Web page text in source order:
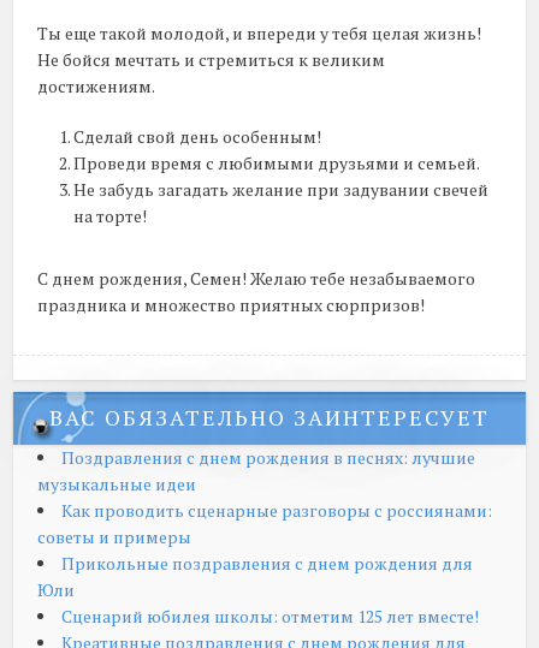
Ты еще такой молодой, и впереди у тебя целая жизнь!
Не бойся мечтать и стремиться к великим
достижениям.
Сделай свой день особенным!
Проведи время с любимыми друзьями и семьей.
Не забудь загадать желание при задувании свечей
на торте!
С днем рождения, Семен! Желаю тебе незабываемого
праздника и множество приятных сюрпризов!
ВАС ОБЯЗАТЕЛЬНО ЗАИНТЕРЕСУЕТ
Поздравления с днем рождения в песнях: лучшие
музыкальные идеи
Как проводить сценарные разговоры с россиянами:
советы и примеры
Прикольные поздравления с днем рождения для
Юли
Сценарий юбилея школы: отметим 125 лет вместе!
Креативные поздравления с днем рождения для